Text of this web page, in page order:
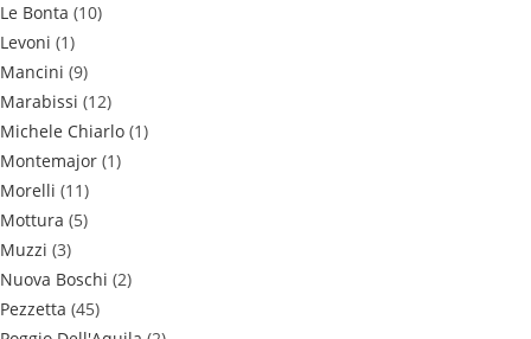
Le Bonta (10)
Levoni (1)
Mancini (9)
Marabissi (12)
Michele Chiarlo (1)
Montemajor (1)
Morelli (11)
Mottura (5)
Muzzi (3)
Nuova Boschi (2)
Pezzetta (45)